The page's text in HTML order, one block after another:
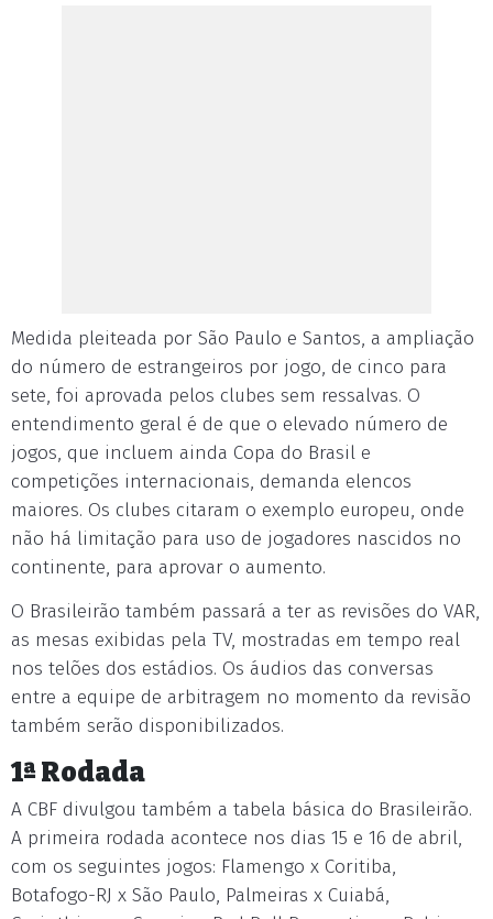
Medida pleiteada por São Paulo e Santos, a ampliação
do número de estrangeiros por jogo, de cinco para
sete, foi aprovada pelos clubes sem ressalvas. O
entendimento geral é de que o elevado número de
jogos, que incluem ainda Copa do Brasil e
competições internacionais, demanda elencos
maiores. Os clubes citaram o exemplo europeu, onde
não há limitação para uso de jogadores nascidos no
continente, para aprovar o aumento.
O Brasileirão também passará a ter as revisões do VAR,
as mesas exibidas pela TV, mostradas em tempo real
nos telões dos estádios. Os áudios das conversas
entre a equipe de arbitragem no momento da revisão
também serão disponibilizados.
1ª Rodada
A CBF divulgou também a tabela básica do Brasileirão.
A primeira rodada acontece nos dias 15 e 16 de abril,
com os seguintes jogos: Flamengo x Coritiba,
Botafogo-RJ x São Paulo, Palmeiras x Cuiabá,